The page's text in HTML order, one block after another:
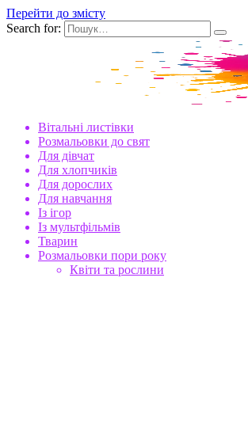
Перейти до змісту
Search for:
Вітальні листівки
Розмальовки до свят
Для дівчат
Для хлопчиків
Для дорослих
Для навчання
Із ігор
Із мультфільмів
Тварин
Розмальовки пори року
Квіти та рослини